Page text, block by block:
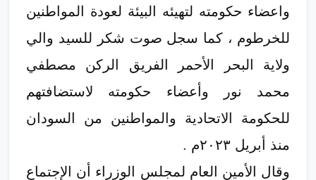
واعضاء حكومته لتهيئه البيئة لعودة المواطنين
للخرطوم ، كما سجل صوت شكر للسيد والي
ولاية البحر الأحمر الفريق الركن مصطفي
محمد نور وأعضاء حكومته لاستضافتهم
للحكومة الاتحادية والمواطنين من السودان
منذ أبريل ٢٠٢٣م .
وقال الأمين العام لمجلس الوزراء أن الإجتماع